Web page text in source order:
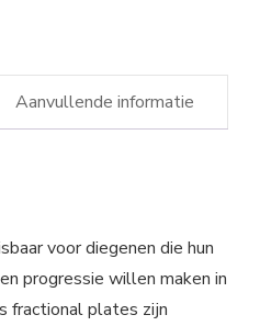
Aanvullende informatie
voor diegenen die hun
progressie willen maken in
fractional plates zijn